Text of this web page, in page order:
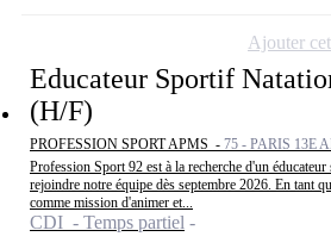
Educateur Sportif
(H/F)
PROFESSION SPORT APMS - 75 - PARIS 13E
Profession Sport 92 est à la recherche d'un
rejoindre notre équipe dès septembre 2026. En tant
comme mission d'animer et...
CDI - Temps partiel
Ajouter